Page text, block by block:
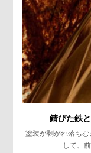
錆びた鉄
塗装が剥がれ落ち
して、